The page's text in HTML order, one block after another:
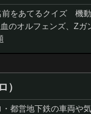
前をあてるクイズ 機
のオルフェンズ、Zガ
）
都営地下鉄の車両や